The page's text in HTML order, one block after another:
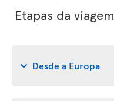
Etapas da viagem
Desde a Europa